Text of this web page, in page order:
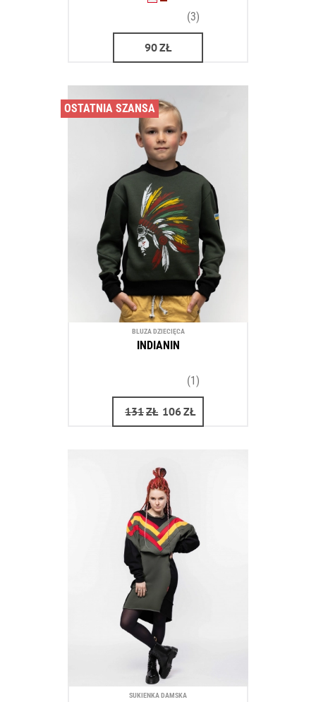
(3)
90ZŁ
OSTATNIA SZANSA
BLUZA DZIECIĘCA
INDIANIN
(1)
131ZŁ 106ZŁ
SUKIENKA DAMSKA